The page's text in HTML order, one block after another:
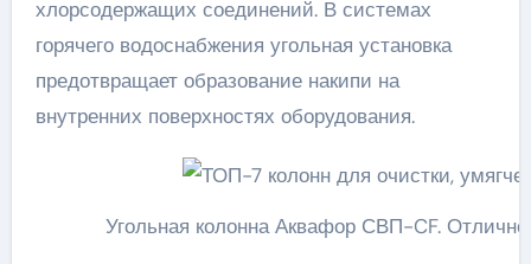
хлорсодержащих соединений. В системах
горячего водоснабжения угольная установка
предотвращает образование накипи на
внутренних поверхностях оборудования.
Угольная колонна Аквафор СВП-CF.